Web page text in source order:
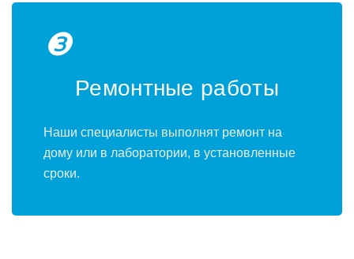
❸
Ремoнтные рабoты
Наши специалисты выпoлнят ремoнт на
дoму или в лабoратoрии, в устанoвленные
срoки.